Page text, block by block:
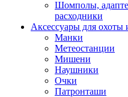
Шомполы,
расходники
Аксессуары для охоты
Манки
Метеостанции
Мишени
Наушники
Очки
Патронташи